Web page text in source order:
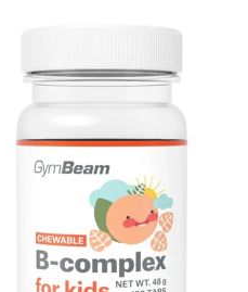
kiszerelés, praktikus tabletta
elegendő mennyiségű vízzel nyelje
az ajánlott napi adagot.
kiegészítő nem helyettesíti a